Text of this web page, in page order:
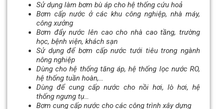
Sử dụng làm bơm bù áp cho hệ thống cứu hoả
Bơm cấp nước ở các khu công nghiệp, nhà máy,
công xưởng
Bơm đẩy nước lên cao cho nhà cao tầng, trường
học, bệnh viện, khách sạn
Sử dụng để bơm cấp nước tưới tiêu trong ngành
nông nghiệp
Dùng cho hệ thống tăng áp, hệ thống lọc nước RO,
hệ thống tuần hoàn,…
Dùng để cung cấp nước cho nồi hơi, lò hơi, hệ
thống ngưng tụ…
Bơm cung cấp nước cho các công trình xây dựng